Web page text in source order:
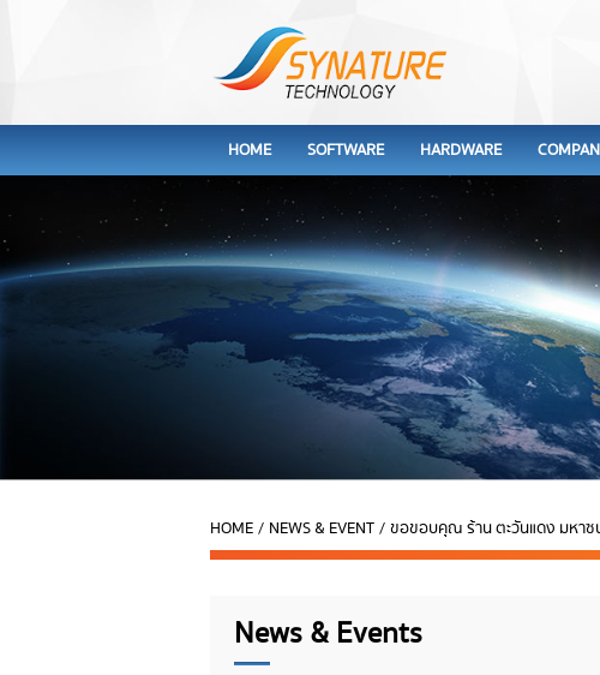
HOME SOFTWARE HARDWARE
HOME / NEWS & EVENT / ขอขอบคุณ ร้าน ตะวันแดง มหาซ
News & Events